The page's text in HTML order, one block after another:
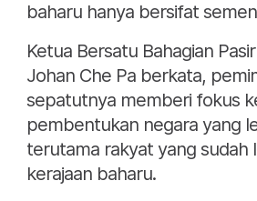
baharu hanya bersifat
Ketua Bersatu Bahagian
Johan Che Pa berkata,
sepatutnya memberi fokus
pembentukan negara yang
terutama rakyat yang sudah
kerajaan baharu.